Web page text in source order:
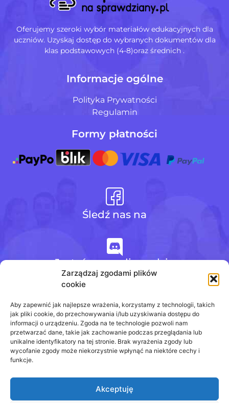
Zarządzaj zgodami plików
cookie
Aby zapewnić jak najlepsze wrażenia, korzystamy z technologii, takich
jak pliki cookie, do przechowywania i/lub uzyskiwania dostępu do
informacji o urządzeniu. Zgoda na te technologie pozwoli nam
przetwarzać dane, takie jak zachowanie podczas przeglądania lub
unikalne identyfikatory na tej stronie. Brak wyrażenia zgody lub
wycofanie zgody może niekorzystnie wpłynąć na niektóre cechy i
funkcje.
Akceptuję
Oferujemy szeroki wybór materiałów edukacyjnych dla
uczniów. Uzyskaj dostęp do wybranych dokumentów dla
klas podstawowych (4-8)oraz średnich .
Informacje ogólne
Polityka Prywatności
Regulamin
Formy płatności
Śledź nas na
Jesteśmy na discordzie
+48 728 484 484
biuro@odpowiedzinasprawdziany.pl
Prawa Autorskie © 2020 - 2026
odpowiedzinasprawdziany.pl wszelkie prawa